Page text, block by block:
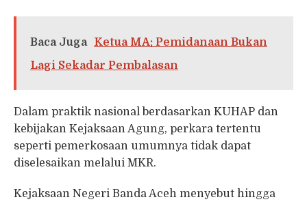
Baca Juga
Ketua MA: Pemidanaan Bukan
Lagi Sekadar Pembalasan
Dalam praktik nasional berdasarkan KUHAP dan
kebijakan Kejaksaan Agung, perkara tertentu
seperti pemerkosaan umumnya tidak dapat
diselesaikan melalui MKR.
Kejaksaan Negeri Banda Aceh menyebut hingga